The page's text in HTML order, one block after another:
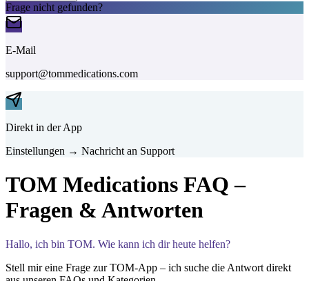
Frage nicht gefunden?
E-Mail
support@tommedications.com
Direkt in der App
Einstellungen → Nachricht an Support
TOM Medications FAQ –
Fragen & Antworten
Hallo, ich bin TOM. Wie kann ich dir heute helfen?
Stell mir eine Frage zur TOM-App – ich suche die Antwort direkt